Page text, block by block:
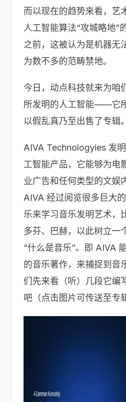
而以现在的趋势来看，艺
人工智能算法“攻城略地”
之前，这被认为是机器无
为数不多的范畴禁地。
今日，动点科技就来为咱
所发明的人工智能——它
以假乱真乃至出售了专辑。
AIVA Technologyies 发
工智能产品，它能够为电
业广告和任何类型的文娱
AIVA 经过阅览很多巨大
乐来学习音乐发明艺术，
多芬、巴赫，以此树立一
“什么是音乐”。即 AIVA
的音乐著作，来捕捉到音
们先来看（听）几段它编
吧（点击图片可传送至专